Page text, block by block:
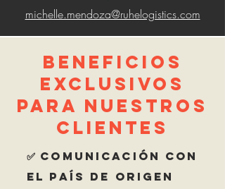
michelle.mendoza@ruhelogistics.com
Beneficios
Exclusivos
para Nuestros
Clientes
✅ Comunicación con
el País de Origen